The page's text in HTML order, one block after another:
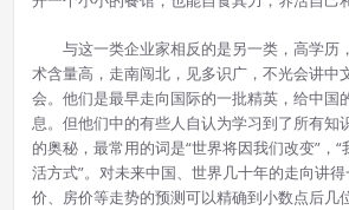
与这一类企业家相反的是另一类，高学历
术含量高，走南闯北，见多识广，不光会讲中
会。他们是最早走向国际的一批精英，给中国
息。但他们中的有些人自认为学习到了所有知
的奥秘，最常用的词是“世界将因我们改变”，
活方式”。对未来中国、世界几十年的走向讲
价、房价等走势的预测可以精确到小数点后几